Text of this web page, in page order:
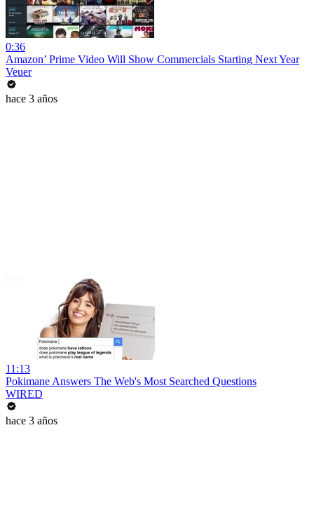
0:36
Amazon’ Prime Video Will Show Commercials Starting Next Year
Veuer
hace 3 años
11:13
Pokimane Answers The Web's Most Searched Questions
WIRED
hace 3 años